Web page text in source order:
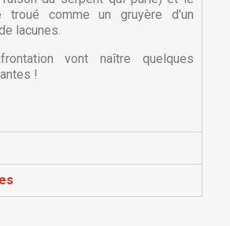
×
d'envies ×
pour ajouter des produits
troué comme un gruyère d'un
lacunes.
vont naître quelques
!